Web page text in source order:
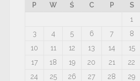
P
W Ś C P S
1
3
4 5 6 7 8
10
11 12 13 14 15
17
18 19 20 21 22
24
25 26 27 28 29